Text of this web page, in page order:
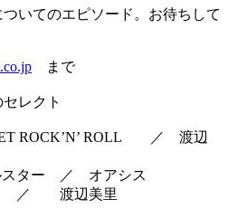
いてのエピソード。お待ちして
まで
レクト
ROCK’N’ ROLL ／ 渡辺
ター ／ オアシス
／ 渡辺美里